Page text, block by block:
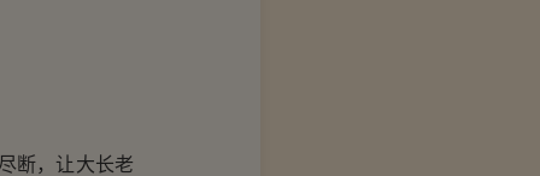
断，让大长老